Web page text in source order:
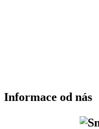
Informace od nás